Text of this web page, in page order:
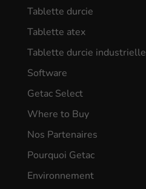
Tablette durcie
Tablette atex
Tablette durcie industrielle
Software
Getac Select
Where to Buy
Nos Partenaires
Pourquoi Getac
Environnement